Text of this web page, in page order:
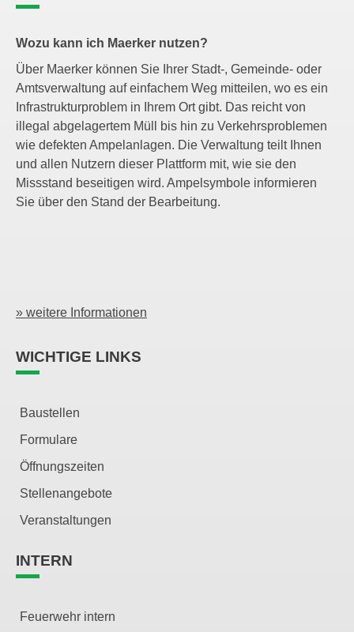
Wozu kann ich Maerker nutzen?
Über Maerker können Sie Ihrer Stadt-, Gemeinde- oder
Amtsverwaltung auf einfachem Weg mitteilen, wo es ein
Infrastrukturproblem in Ihrem Ort gibt. Das reicht von
illegal abgelagertem Müll bis hin zu Verkehrsproblemen
wie defekten Ampelanlagen. Die Verwaltung teilt Ihnen
und allen Nutzern dieser Plattform mit, wie sie den
Missstand beseitigen wird. Ampelsymbole informieren
Sie über den Stand der Bearbeitung.
» weitere Informationen
WICHTIGE LINKS
Baustellen
Formulare
Öffnungszeiten
Stellenangebote
Veranstaltungen
INTERN
Feuerwehr intern